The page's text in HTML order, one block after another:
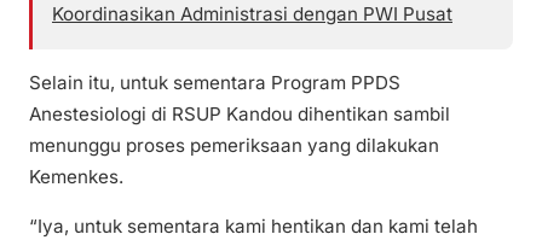
Koordinasikan Administrasi dengan PWI Pusat
Selain itu, untuk sementara Program PPDS
Anestesiologi di RSUP Kandou dihentikan sambil
menunggu proses pemeriksaan yang dilakukan
Kemenkes.
“Iya, untuk sementara kami hentikan dan kami telah